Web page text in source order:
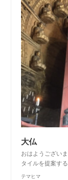
大仏
おはようござい
タイルを提案す
テマヒマ